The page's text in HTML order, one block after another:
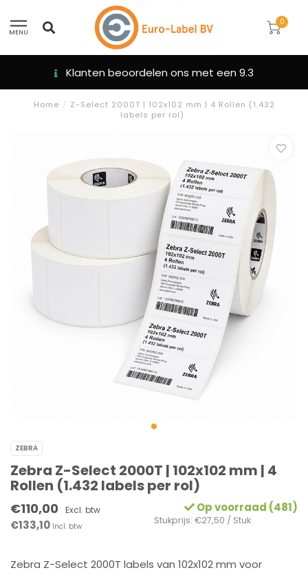
MENU
0
Klanten beoordelen ons met een 9.3
Home / Z-Select 2000T | 102x102 mm | 4 Rollen (1.432
labels per rol)
ZEBRA
Zebra Z-Select 2000T | 102x102 mm | 4
Rollen (1.432 labels per rol)
€110,00 Excl. btw
€133,10 Incl. btw
Op voorraad (481)
Stukprijs: €27,50 / Stuk
Zebra Z-Select 2000T labels van 102x102 mm voor